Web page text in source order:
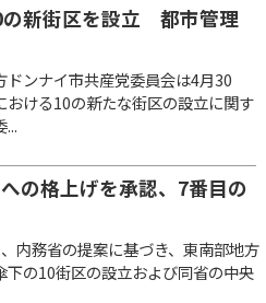
の新街区を設立 都市管理
ンナイ市共産党委員会は4月30
おける10の新たな街区の設立に関す
...
の格上げを承認、7番目の
内務省の提案に基づき、東南部地方
下の10街区の設立および同省の中央